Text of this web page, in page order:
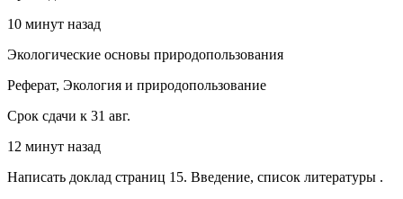
10 минут назад
Экологические основы природопользования
Реферат, Экология и природопользование
Срок сдачи к 31 авг.
12 минут назад
Написать доклад страниц 15. Введение, список литературы .